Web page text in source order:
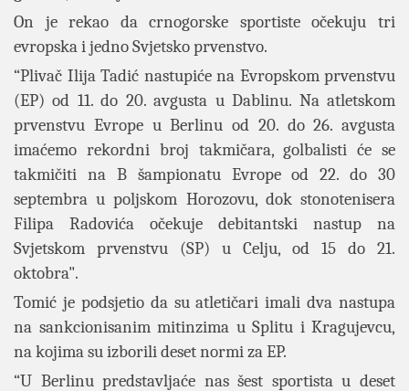
On je rekao da crnogorske sportiste očekuju tri
evropska i jedno Svjetsko prvenstvo.
“Plivač Ilija Tadić nastupiće na Evropskom prvenstvu
(EP) od 11. do 20. avgusta u Dablinu. Na atletskom
prvenstvu Evrope u Berlinu od 20. do 26. avgusta
imaćemo rekordni broj takmičara, golbalisti će se
takmičiti na B šampionatu Evrope od 22. do 30
septembra u poljskom Horozovu, dok stonotenisera
Filipa Radovića očekuje debitantski nastup na
Svjetskom prvenstvu (SP) u Celju, od 15 do 21.
oktobra".
Tomić je podsjetio da su atletičari imali dva nastupa
na sankcionisanim mitinzima u Splitu i Kragujevcu,
na kojima su izborili deset normi za EP.
“U Berlinu predstavljaće nas šest sportista u deset